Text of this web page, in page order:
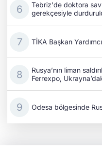
Tebriz'de doktora
gerekçesiyle
TİKA Başkan
Rusya’nın liman
Ferrexpo,
Odesa bölgesinde